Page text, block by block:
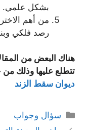
بشكل علمي.
من أهم
رصد فلكي
هناك البعض من
تتطلع عليها وذلك
ديوان سقط الزند
التصنيفات
سؤال وجواب